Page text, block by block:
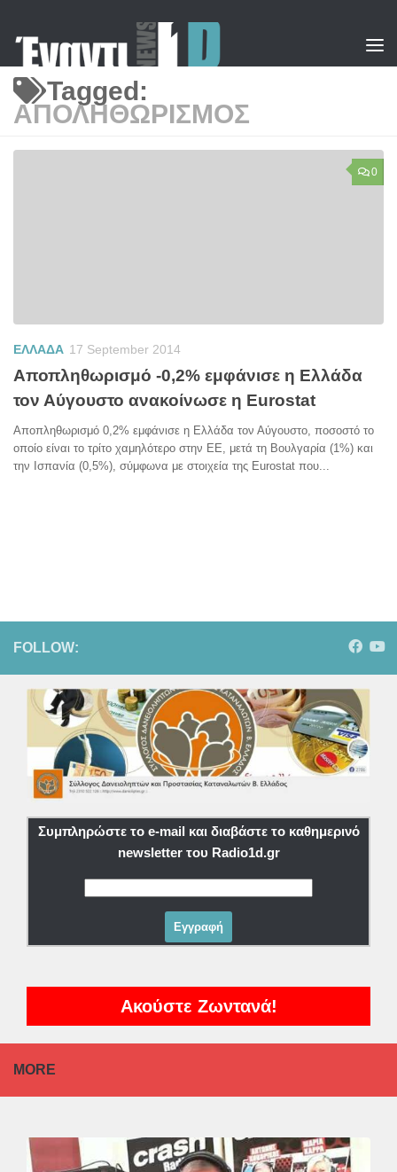
Tagged:
ΑΠΟΛΗΘΩΡΙΣΜΟΣ
0
ΕΛΛΑΔΑ 17 September 2014
Αποπληθωρισμό -0,2% εμφάνισε η Ελλάδα
τον Αύγουστο ανακοίνωσε η Eurostat
Αποπληθωρισμό 0,2% εμφάνισε η Ελλάδα τον Αύγουστο, ποσοστό το
οποίο είναι το τρίτο χαμηλότερο στην ΕΕ, μετά τη Βουλγαρία (1%) και
την Ισπανία (0,5%), σύμφωνα με στοιχεία της Eurostat που...
FOLLOW:
Συμπληρώστε το e-mail και διαβάστε το καθημερινό
newsletter του Radio1d.gr
Ακούστε Ζωντανά!
MORE